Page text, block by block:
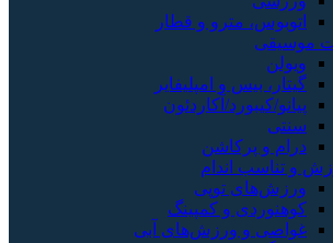
اتوبوس، مترو و قطار
موسیقی
ویولن
گیتار، بیس و امپلیفایر
پیانو/کیبورد/آکاردئون
سنتی
درام و پرکاشن
و تناسب اندام
ورزش‌های توپی
کوهنوردی و کمپینگ
غواصی و ورزش‌های آبی